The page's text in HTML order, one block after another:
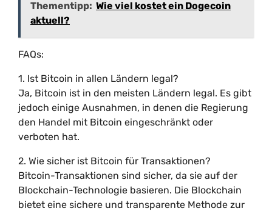
Thementipp: Wie viel kostet ein Dogecoin
aktuell?
FAQs:
1. Ist Bitcoin in allen Ländern legal?
Ja, Bitcoin ist in den meisten Ländern legal. Es gibt
jedoch einige Ausnahmen, in denen die Regierung
den Handel mit Bitcoin eingeschränkt oder
verboten hat.
2. Wie sicher ist Bitcoin für Transaktionen?
Bitcoin-Transaktionen sind sicher, da sie auf der
Blockchain-Technologie basieren. Die Blockchain
bietet eine sichere und transparente Methode zur